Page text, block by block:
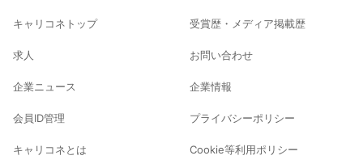
キャリコネトップ
求人
企業ニュース
会員ID管理
キャリコネとは
受賞歴・メディア掲載歴
お問い合わせ
企業情報
プライバシーポリシー
Cookie等利用ポリシー